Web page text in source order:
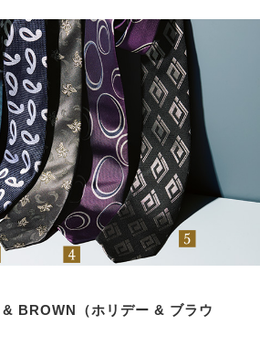
& BROWN（ホリデー & ブラウ